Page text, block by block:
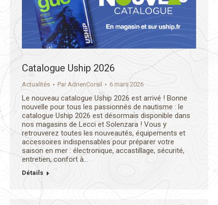
Catalogue Uship 2026
Actualités Par AdrienCorsil 6 mars 2026
Le nouveau catalogue Uship 2026 est arrivé ! Bonne
nouvelle pour tous les passionnés de nautisme : le
catalogue Uship 2026 est désormais disponible dans
nos magasins de Lecci et Solenzara ! Vous y
retrouverez toutes les nouveautés, équipements et
accessoires indispensables pour préparer votre
saison en mer : électronique, accastillage, sécurité,
entretien, confort à…
Détails